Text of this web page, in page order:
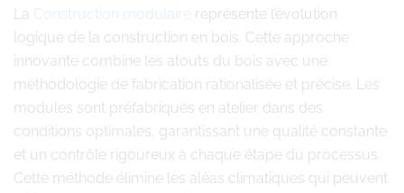
La Construction modulaire représente l’évolution
logique de la construction en bois. Cette approche
innovante combine les atouts du bois avec une
méthodologie de fabrication rationalisée et précise. Les
modules sont préfabriqués en atelier dans des
conditions optimales, garantissant une qualité constante
et un contrôle rigoureux à chaque étape du processus.
Cette méthode élimine les aléas climatiques qui peuvent